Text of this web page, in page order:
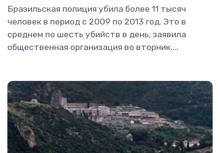
Бразильская полиция убила более 11 тысяч
человек в период с 2009 по 2013 год. Это в
среднем по шесть убийств в день, заявила
общественная организация во вторник....